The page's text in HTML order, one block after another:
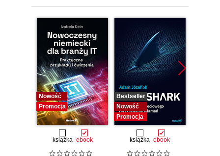
Minecrafta (24)
Najważniejsze elementy gry (27)
3. Przykładowy scenariusz gry (55)
Dzień pierwszy (56)
Dzień drugi (57)
Dzień trzeci (60)
Dzień czwarty (63)
4. Kolejne kroki w świecie Minecrafta (67)
Zaklinanie przedmiotów (68)
Wytapianie w piecu (71)
Mechanizmy (73)
5. Minecraft jest nudny? Poznaj więc modyfikacje!
Nowość
Promocja
książka ebook
Bestseller
Nowość
Promocja
książka ebook